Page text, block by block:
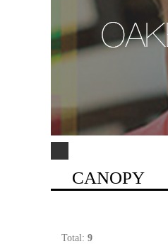
CANOPY
Total: 9